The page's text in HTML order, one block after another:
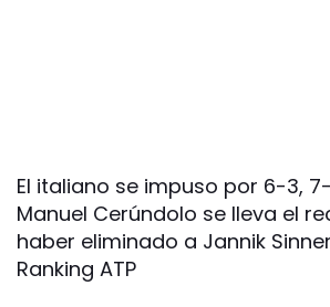
El italiano se impuso por 6-3,
Manuel Cerúndolo se lleva el
haber eliminado a Jannik
Ranking ATP